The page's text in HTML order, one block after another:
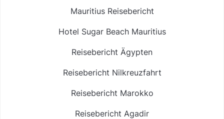
Mauritius Reisebericht
Hotel Sugar Beach Mauritius
Reisebericht Ägypten
Reisebericht Nilkreuzfahrt
Reisebericht Marokko
Reisebericht Agadir